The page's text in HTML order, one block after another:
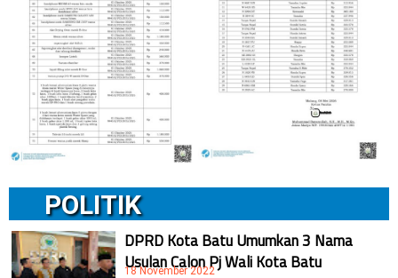
POLITIK
DPRD Kota Batu Umumkan 3 Nama
Usulan Calon Pj Wali Kota Batu
18 November 2022